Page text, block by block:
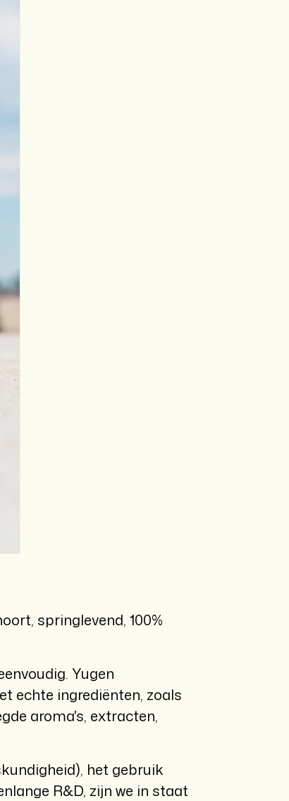
springlevend, 100%
Yugen
echte ingrediënten, zoals
aroma's, extracten,
het gebruik
R&D, zijn we in staat